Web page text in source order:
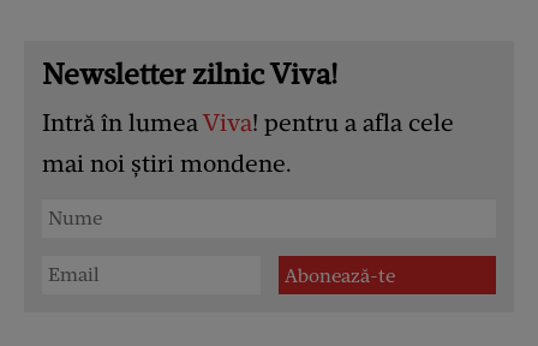
Newsletter zilnic Viva!
Intră în lumeaViva! pentru a afla cele
mai noi știri mondene.